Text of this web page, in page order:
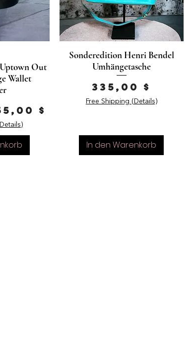
Out
Wallet
Preis
$
Sonderedition Henri Bendel
Umhängetasche
Preis
335,00 $
Free Shipping (Details)
In den Warenkorb